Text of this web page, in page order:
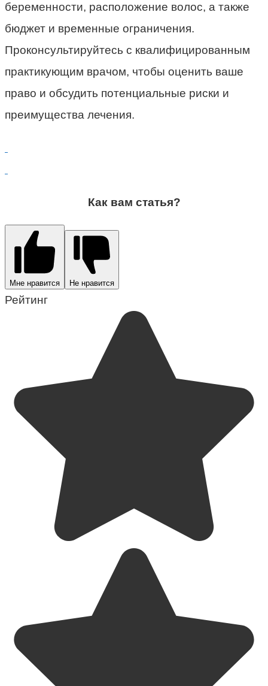
беременности, расположение волос, а также
бюджет и временные ограничения.
Проконсультируйтесь с квалифицированным
практикующим врачом, чтобы оценить ваше
право и обсудить потенциальные риски и
преимущества лечения.
Как вам статья?
Мне нравится Не нравится
Рейтинг